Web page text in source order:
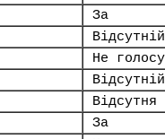
За
Відсутній
Не
Відсутній
Відсутня
За